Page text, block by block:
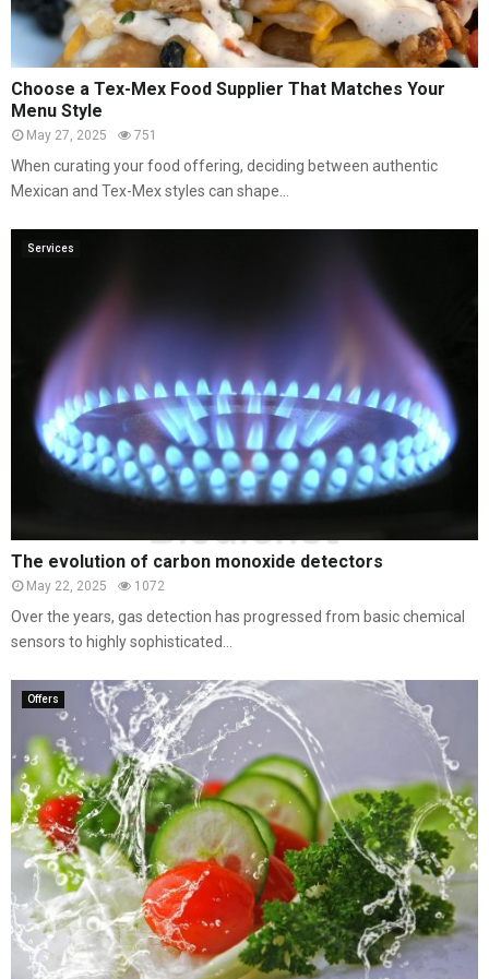
Choose a Tex-Mex Food Supplier That Matches Your
Menu Style
May 27, 2025 751
When curating your food offering, deciding between authentic
Mexican and Tex-Mex styles can shape...
Services
The evolution of carbon monoxide detectors
May 22, 2025 1072
Over the years, gas detection has progressed from basic chemical
sensors to highly sophisticated...
Offers